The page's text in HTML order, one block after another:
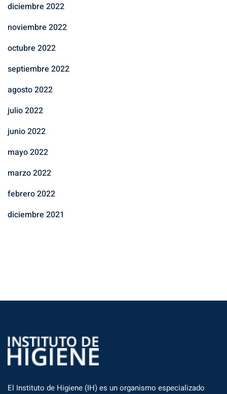
diciembre 2022
noviembre 2022
octubre 2022
septiembre 2022
agosto 2022
julio 2022
junio 2022
mayo 2022
marzo 2022
febrero 2022
diciembre 2021
El Instituto de Higiene (IH) es un organismo especializado